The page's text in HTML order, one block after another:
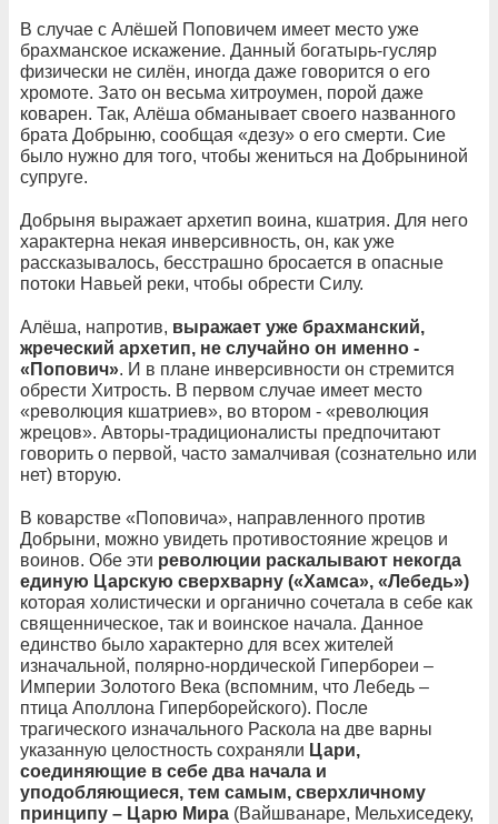
В случае с Алёшей Поповичем имеет место уже
брахманское искажение. Данный богатырь-гусляр
физически не силён, иногда даже говорится о его
хромоте. Зато он весьма хитроумен, порой даже
коварен. Так, Алёша обманывает своего названного
брата Добрыню, сообщая «дезу» о его смерти. Сие
было нужно для того, чтобы жениться на Добрыниной
супруге.
Добрыня выражает архетип воина, кшатрия. Для него
характерна некая инверсивность, он, как уже
рассказывалось, бесстрашно бросается в опасные
потоки Навьей реки, чтобы обрести Силу.
Алёша, напротив, выражает уже брахманский,
жреческий архетип, не случайно он именно -
«Попович». И в плане инверсивности он стремится
обрести Хитрость. В первом случае имеет место
«революция кшатриев», во втором - «революция
жрецов». Авторы-традиционалисты предпочитают
говорить о первой, часто замалчивая (сознательно или
нет) вторую.
В коварстве «Поповича», направленного против
Добрыни, можно увидеть противостояние жрецов и
воинов. Обе эти революции раскалывают некогда
единую Царскую сверхварну («Хамса», «Лебедь»)
которая холистически и органично сочетала в себе как
священническое, так и воинское начала. Данное
единство было характерно для всех жителей
изначальной, полярно-нордической Гипербореи –
Империи Золотого Века (вспомним, что Лебедь –
птица Аполлона Гиперборейского). После
трагического изначального Раскола на две варны
указанную целостность сохраняли Цари,
соединяющие в себе два начала и
уподобляющиеся, тем самым, сверхличному
принципу – Царю Мира (Вайшванаре, Мельхиседеку,